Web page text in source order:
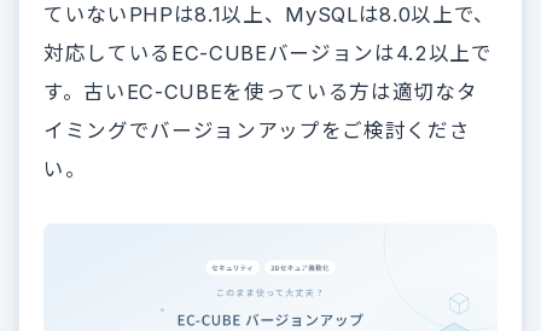
ていないPHPは8.1以上、MySQLは8.0以上で、
対応しているEC-CUBEバージョンは4.2以上で
す。古いEC-CUBEを使っている方は適切なタ
イミングでバージョンアップをご検討くださ
い。